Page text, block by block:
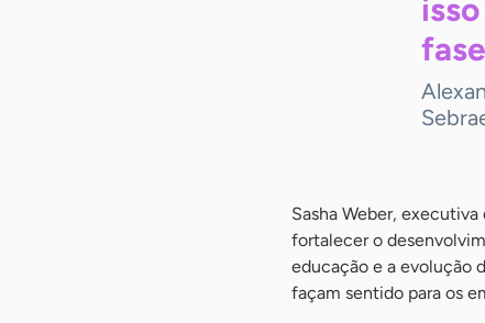
fase
Sasha Weber,
fortalecer o
educação e a evolução
façam sentido para os